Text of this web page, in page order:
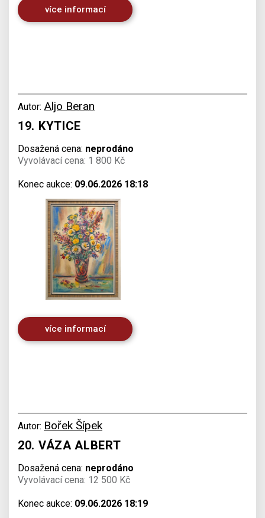
více informací
Autor: Aljo Beran
19. KYTICE
Dosažená cena: neprodáno
Vyvolávací cena: 1 800 Kč
Konec aukce: 09.06.2026 18:18
více informací
Autor: Bořek Šípek
20. VÁZA ALBERT
Dosažená cena: neprodáno
Vyvolávací cena: 12 500 Kč
Konec aukce: 09.06.2026 18:19